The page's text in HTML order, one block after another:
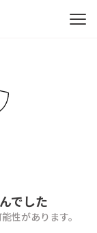
でした
性があります。